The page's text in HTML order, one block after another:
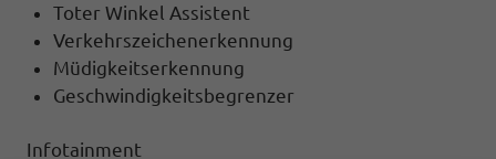
Toter Winkel Assistent
Verkehrszeichenerkennung
Müdigkeitserkennung
Geschwindigkeitsbegrenzer
Infotainment